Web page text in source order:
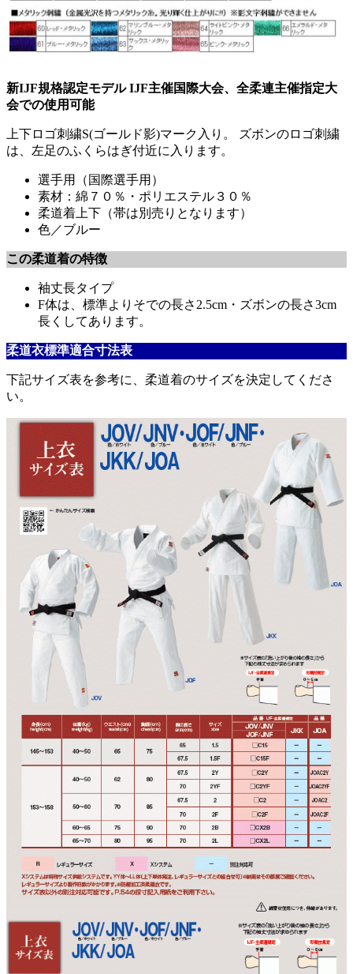
新IJF規格認定モデル IJF主催国際大会、全柔連主催指定大
会での使用可能
上下ロゴ刺繍S(ゴールド影)マーク入り。 ズボンのロゴ刺繍
は、左足のふくらはぎ付近に入ります。
選手用（国際選手用）
素材：綿７０％・ポリエステル３０％
柔道着上下（帯は別売りとなります）
色／ブルー
この柔道着の特徴
袖丈長タイプ
F体は、標準よりそでの長さ2.5cm・ズボンの長さ3cm
長くしてあります。
柔道衣標準適合寸法表
下記サイズ表を参考に、柔道着のサイズを決定してくださ
い。